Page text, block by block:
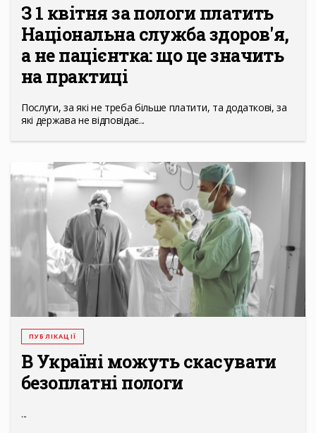
З 1 квітня за пологи платить
Національна служба здоров'я,
а не пацієнтка: що це значить
на практиці
Послуги, за які не треба більше платити, та додаткові, за
які держава не відповідає...
ПУБЛІКАЦІЇ
В Україні можуть скасувати
безоплатні пологи
...